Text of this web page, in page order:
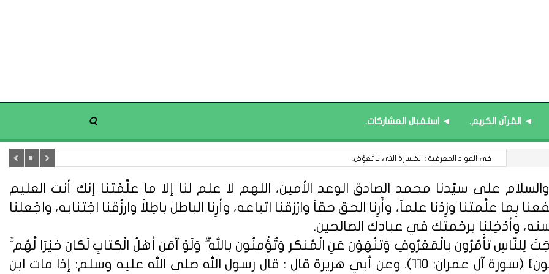
◄ القرآن الكريم. ◄ استقبال المشاركات.
قائمة محدَّثة : منصة نور ﴿نظام المعلومات التعليمية﴾.
على سيّدنا محمد الصادق الوعد الأمين، اللهم لا علم لنا إلا ما علَّمْتنا إنك أنت العليم
بِما علَّمتنا وزِدْنا عِلماً، وأَرِنا الحق حقاً وارْزقنا اتباعه، وأرِنا الباطل باطِلاً وارزُقنا اجْتنابه، واجْعلنا
وأدْخِلنا برحْمتك في عبادك الصالحين.
لِلنَّاسِ تَأْمُرُونَ بِالْمَعْرُوفِ وَتَنْهَوْنَ عَنِ الْمُنكَرِ وَتُؤْمِنُونَ بِاللَّهِ ۗ وَلَوْ آمَنَ أَهْلُ الْكِتَابِ لَكَانَ خَيْرًا لَّهُم
مِّنْهُمُ الْمُؤْمِنُونَ وَأَكْثَرُهُمُ الْفَاسِقُونَ} (سورة آل عمران: 110). وعن أبي هريرة قال : قال رسول الله صلى الله عليه وسلم: إذا مات ابن